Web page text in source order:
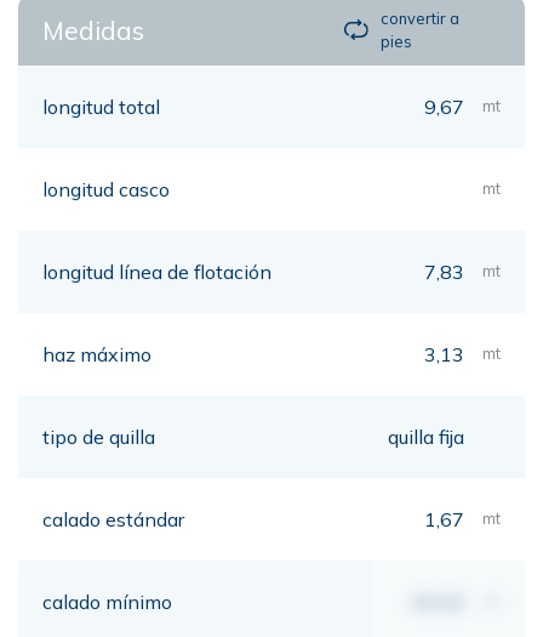
Medidas
convertir a
pies
longitud total 9,67 mt
longitud casco mt
longitud línea de flotación 7,83 mt
haz máximo 3,13 mt
tipo de quilla quilla fija
calado estándar 1,67 mt
calado mínimo